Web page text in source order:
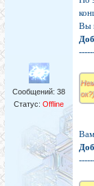
Сообщений: 38
Статус: Offline
Вы
ок?)